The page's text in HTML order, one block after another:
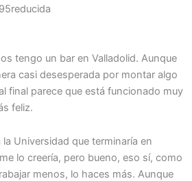
tengo un bar en Valladolid. Aunque
casi desesperada por montar algo
final parece que está funcionado muy
feliz.
Universidad que terminaría en
lo creería, pero bueno, eso sí, como
menos, lo haces más. Aunque